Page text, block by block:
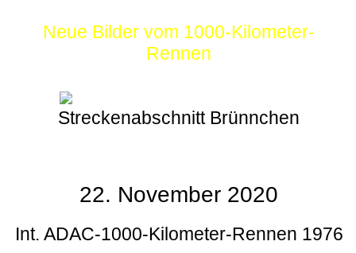
Neue Bilder vom 1000-Kilometer-
Rennen
Streckenabschnitt Brünnchen
22. November 2020
Int. ADAC-1000-Kilometer-Rennen 1976